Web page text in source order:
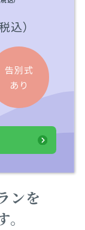
税込）
告別式
あり
ンを